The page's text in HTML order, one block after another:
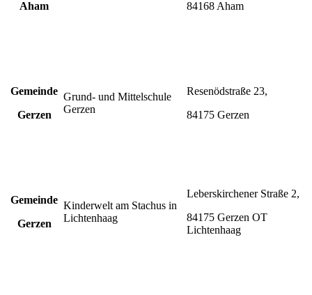
Aham
84168 Aham
Gemeinde
Gerzen
Grund- und Mittelschule
Gerzen
Resenödstraße 23,
84175 Gerzen
Gemeinde
Gerzen
Kinderwelt am Stachus in
Lichtenhaag
Leberskirchener Straße 2,
84175 Gerzen OT
Lichtenhaag